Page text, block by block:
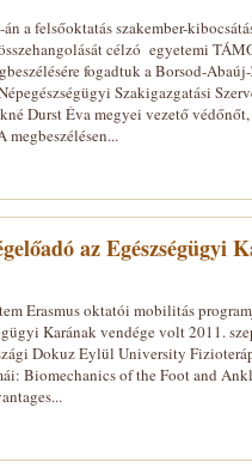
a felsőoktatás szakember-
célzó egyetemi
fogadtuk a Borsod-
Szakigazgatási
Durst Éva megyei vezető
megbeszélésen...
az Egészségügyi
Erasmus oktatói mobilitás
Karának vendége volt 2011.
Dokuz Eylül University
Biomechanics of the Foot and